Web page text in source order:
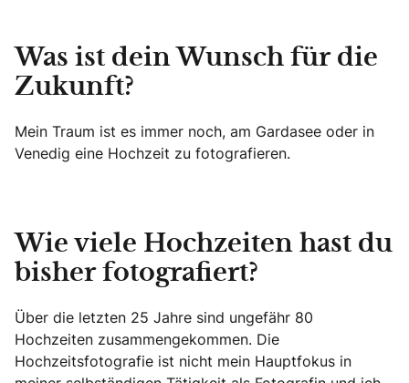
Was ist dein Wunsch für die
Zukunft?
Mein Traum ist es immer noch, am Gardasee oder in
Venedig eine Hochzeit zu fotografieren.
Wie viele Hochzeiten hast du
bisher fotografiert?
Über die letzten 25 Jahre sind ungefähr 80
Hochzeiten zusammengekommen. Die
Hochzeitsfotografie ist nicht mein Hauptfokus in